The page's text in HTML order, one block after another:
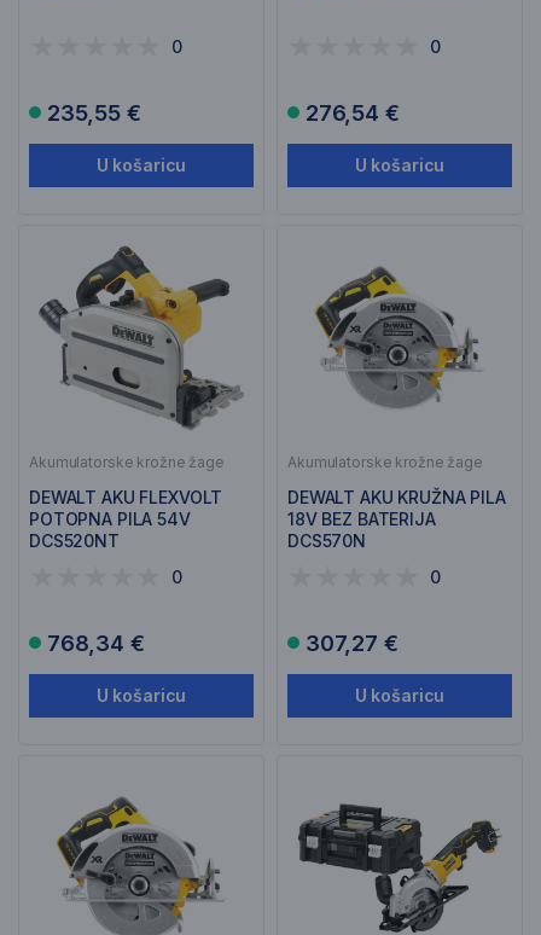
0
235,55 €
U košaricu
0
276,54 €
U košaricu
Akumulatorske krožne žage
DEWALT AKU FLEXVOLT
POTOPNA PILA 54V
DCS520NT
0
768,34 €
U košaricu
Akumulatorske krožne žage
DEWALT AKU KRUŽNA PILA
18V BEZ BATERIJA
DCS570N
0
307,27 €
U košaricu